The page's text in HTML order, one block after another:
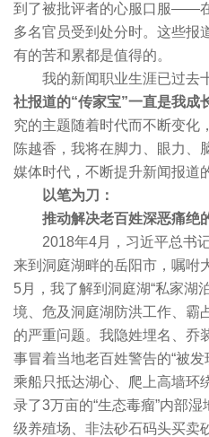
到了被批评者的心服口服——
多名官员受到处分时。这些报
有的苦和累都是值得的。
我的新闻职业生涯已过去
社报道的“传家宝”一直是我成
究的主题随着时代而不断变化
陈越香，我将在脚力、眼力、
媒体时代，不断提升新闻报道
以笔为刀：
推动解决老百姓深恶痛绝
2018年4月，习近平总书
来到洞庭湖畔的岳阳市，嘱咐
5月，我了解到洞庭湖“私家湖
境、危及洞庭湖防洪工作、霸
的严重问题。我隐姓埋名、乔
事冒着当地老百姓警告的“被
乘船只抵达湖心、爬上高墙环
录了3万亩的“生态毒瘤”内部
级养殖场、非法砂石码头买卖